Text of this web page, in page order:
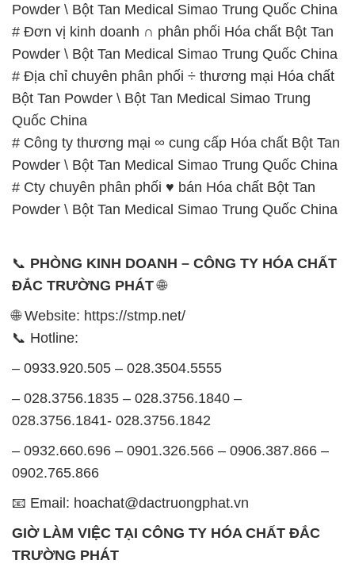
Powder \ Bột Tan Medical Simao Trung Quốc China
# Đơn vị kinh doanh ∩ phân phối Hóa chất Bột Tan
Powder \ Bột Tan Medical Simao Trung Quốc China
# Địa chỉ chuyên phân phối ÷ thương mại Hóa chất
Bột Tan Powder \ Bột Tan Medical Simao Trung
Quốc China
# Công ty thương mại ∞ cung cấp Hóa chất Bột Tan
Powder \ Bột Tan Medical Simao Trung Quốc China
# Cty chuyên phân phối ♥ bán Hóa chất Bột Tan
Powder \ Bột Tan Medical Simao Trung Quốc China
📞 PHÒNG KINH DOANH – CÔNG TY HÓA CHẤT
ĐẮC TRƯỜNG PHÁT🌐
🌐 Website: https://stmp.net/
📞 Hotline:
– 0933.920.505 – 028.3504.5555
– 028.3756.1835 – 028.3756.1840 –
028.3756.1841- 028.3756.1842
– 0932.660.696 – 0901.326.566 – 0906.387.866 –
0902.765.866
📧 Email: hoachat@dactruongphat.vn
GIỜ LÀM VIỆC TẠI CÔNG TY HÓA CHẤT ĐẮC
TRƯỜNG PHÁT